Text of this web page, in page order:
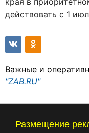
действовать с 1
Важные и
"ZAB.RU"
Размещение